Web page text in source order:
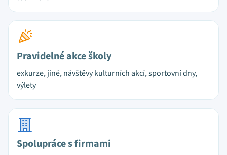
Pravidelné akce školy
exkurze, jiné, návštěvy kulturních akcí, sportovní dny,
výlety
Spolupráce s firmami